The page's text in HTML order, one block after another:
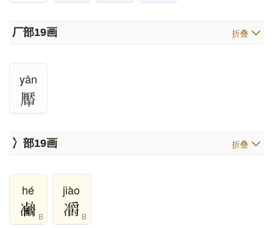
厂部19画 折叠
yǎn
厴
冫部19画 折叠
hé
B
jiào
B